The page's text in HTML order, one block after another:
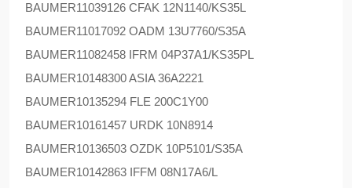
BAUMER11039126 CFAK 12N1140/KS35L
BAUMER11017092 OADM 13U7760/S35A
BAUMER11082458 IFRM 04P37A1/KS35PL
BAUMER10148300 ASIA 36A2221
BAUMER10135294 FLE 200C1Y00
BAUMER10161457 URDK 10N8914
BAUMER10136503 OZDK 10P5101/S35A
BAUMER10142863 IFFM 08N17A6/L